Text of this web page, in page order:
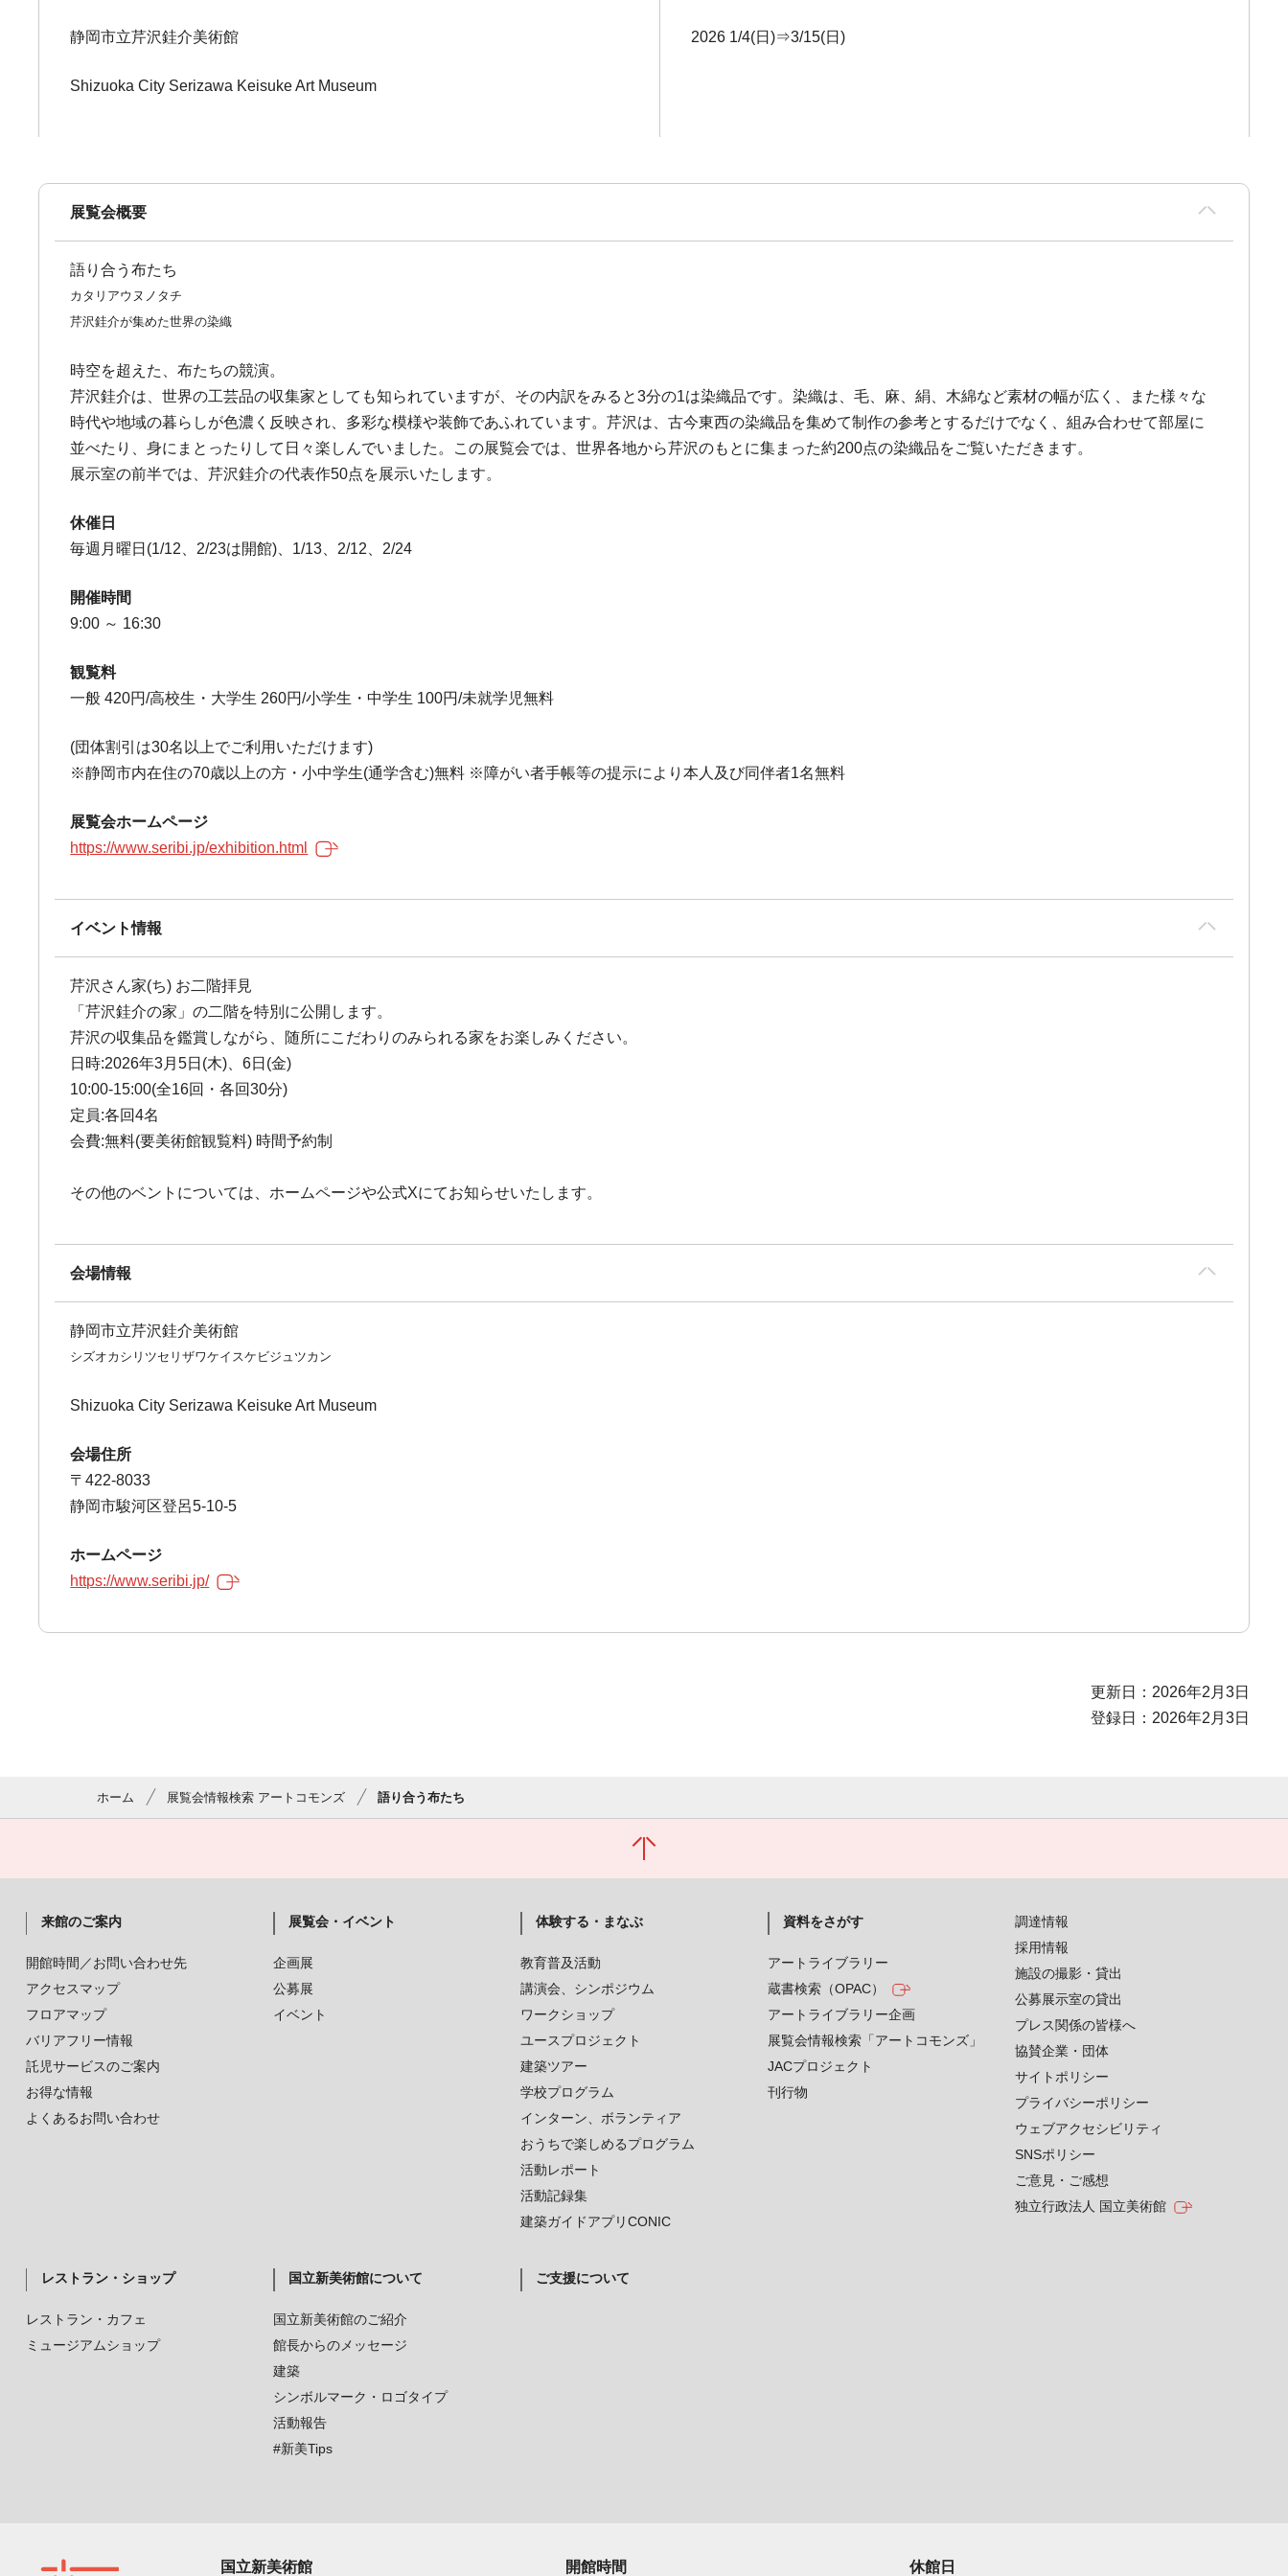
静岡市立芹沢銈介美術館
Shizuoka City Serizawa Keisuke Art Museum
2026 1/4(日)⇒3/15(日)
展覧会概要
語り合う布たち
カタリアウヌノタチ
芹沢銈介が集めた世界の染織
時空を超えた、布たちの競演。
芹沢銈介は、世界の工芸品の収集家としても知られていますが、その内訳をみると3分の1は染織品です。染織は、毛、麻、絹、木綿など素材の幅が広く、また様々な
時代や地域の暮らしが色濃く反映され、多彩な模様や装飾であふれています。芹沢は、古今東西の染織品を集めて制作の参考とするだけでなく、組み合わせて部屋に
並べたり、身にまとったりして日々楽しんでいました。この展覧会では、世界各地から芹沢のもとに集まった約200点の染織品をご覧いただきます。
展示室の前半では、芹沢銈介の代表作50点を展示いたします。
休催日
毎週月曜日(1/12、2/23は開館)、1/13、2/12、2/24
開催時間
9:00 ～ 16:30
観覧料
一般 420円/高校生・大学生 260円/小学生・中学生 100円/未就学児無料
(団体割引は30名以上でご利用いただけます)
※静岡市内在住の70歳以上の方・小中学生(通学含む)無料 ※障がい者手帳等の提示により本人及び同伴者1名無料
展覧会ホームページ
https://www.seribi.jp/exhibition.html
イベント情報
芹沢さん家(ち) お二階拝見
「芹沢銈介の家」の二階を特別に公開します。
芹沢の収集品を鑑賞しながら、随所にこだわりのみられる家をお楽しみください。
日時:2026年3月5日(木)、6日(金)
10:00-15:00(全16回・各回30分)
定員:各回4名
会費:無料(要美術館観覧料) 時間予約制
その他のベントについては、ホームページや公式Xにてお知らせいたします。
会場情報
静岡市立芹沢銈介美術館
シズオカシリツセリザワケイスケビジュツカン
Shizuoka City Serizawa Keisuke Art Museum
会場住所
〒422-8033
静岡市駿河区登呂5-10-5
ホームページ
https://www.seribi.jp/
更新日：2026年2月3日
登録日：2026年2月3日
ホーム 展覧会情報検索 アートコモンズ 語り合う布たち
来館のご案内
開館時間／お問い合わせ先
アクセスマップ
フロアマップ
バリアフリー情報
託児サービスのご案内
お得な情報
よくあるお問い合わせ
展覧会・イベント
企画展
公募展
イベント
体験する・まなぶ
教育普及活動
講演会、シンポジウム
ワークショップ
ユースプロジェクト
建築ツアー
学校プログラム
インターン、ボランティア
おうちで楽しめるプログラム
活動レポート
活動記録集
建築ガイドアプリCONIC
資料をさがす
アートライブラリー
蔵書検索（OPAC）
アートライブラリー企画
展覧会情報検索「アートコモンズ」
JACプロジェクト
刊行物
レストラン・ショップ
レストラン・カフェ
ミュージアムショップ
国立新美術館について
国立新美術館のご紹介
館長からのメッセージ
建築
シンボルマーク・ロゴタイプ
活動報告
#新美Tips
ご支援について
調達情報
採用情報
施設の撮影・貸出
公募展示室の貸出
プレス関係の皆様へ
協賛企業・団体
サイトポリシー
プライバシーポリシー
ウェブアクセシビリティ
SNSポリシー
ご意見・ご感想
独立行政法人 国立美術館
国立新美術館 開館時間 休館日